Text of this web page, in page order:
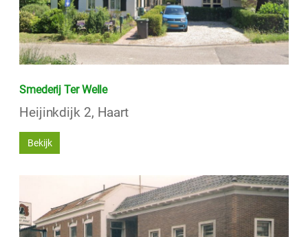
Smederij Ter Welle
Heijinkdijk 2, Haart
Bekijk